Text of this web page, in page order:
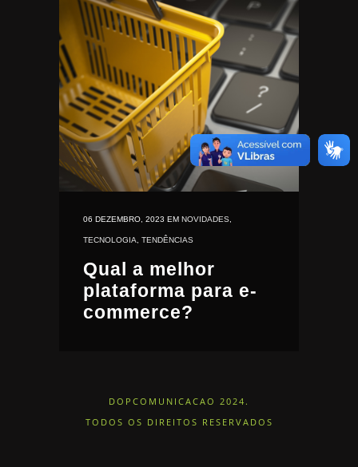
06 DEZEMBRO, 2023 EM NOVIDADES
TECNOLOGIA TENDÊNCIAS
Qual a melhor
plataforma para e-
commerce?
DOPCOMUNICACAO 2024.
TODOS OS DIREITOS RESERVADOS